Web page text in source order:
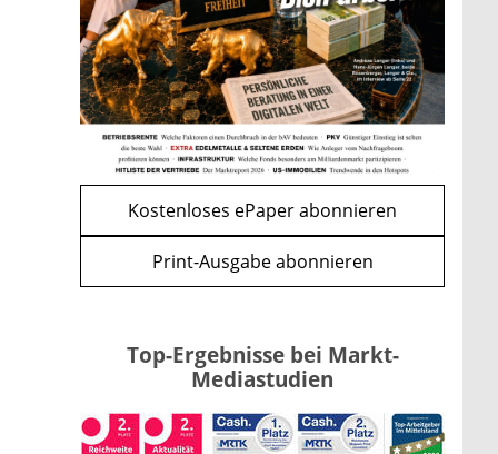
WEITERE ARTIKEL
zurückweiter
Renten-Nachzahlung ist pro
Kind möglich
mehr
Kostenloses ePaper abonnieren
Print-Ausgabe abonnieren
Top-Ergebnisse bei Markt-
Mediastudien